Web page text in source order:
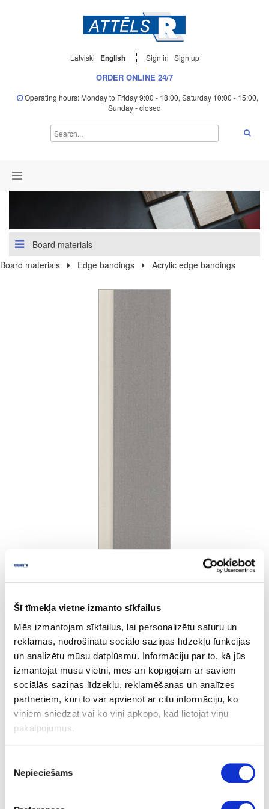
Šī tīmekļa vietne izmanto sīkfailus
Mēs izmantojam sīkfailus, lai personalizētu saturu un
reklāmas, nodrošinātu sociālo saziņas līdzekļu funkcijas
un analizētu mūsu datplūsmu. Informāciju par to, kā jūs
izmantojat mūsu vietni, mēs arī kopīgojam ar saviem
sociālās saziņas līdzekļu, reklamēšanas un analīzes
partneriem, kuri to var apvienot ar citu informāciju, ko
viņiem sniedzat vai ko viņi apkopo, kad lietojat viņu
pakalpojumus.
izvēle
Nepieciešams
Latviski English Sign in Sign up
ORDER ONLINE 24/7
Operating hours: Monday to Friday 9:00 - 18:00, Saturday 10:00 - 15:00,
Sunday - closed
Board materials
Board materials
Edge bandings Acrylic edge bandings
Cream Steel
Ask question
Share product link